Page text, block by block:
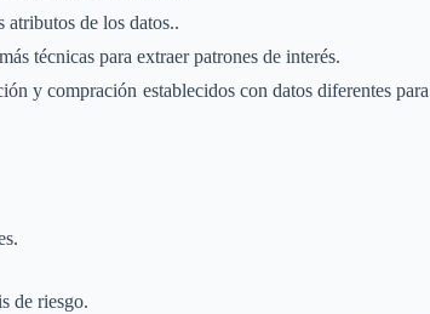
atributos de los datos..
técnicas para extraer patrones de interés.
y compración establecidos con datos diferentes para
de riesgo.